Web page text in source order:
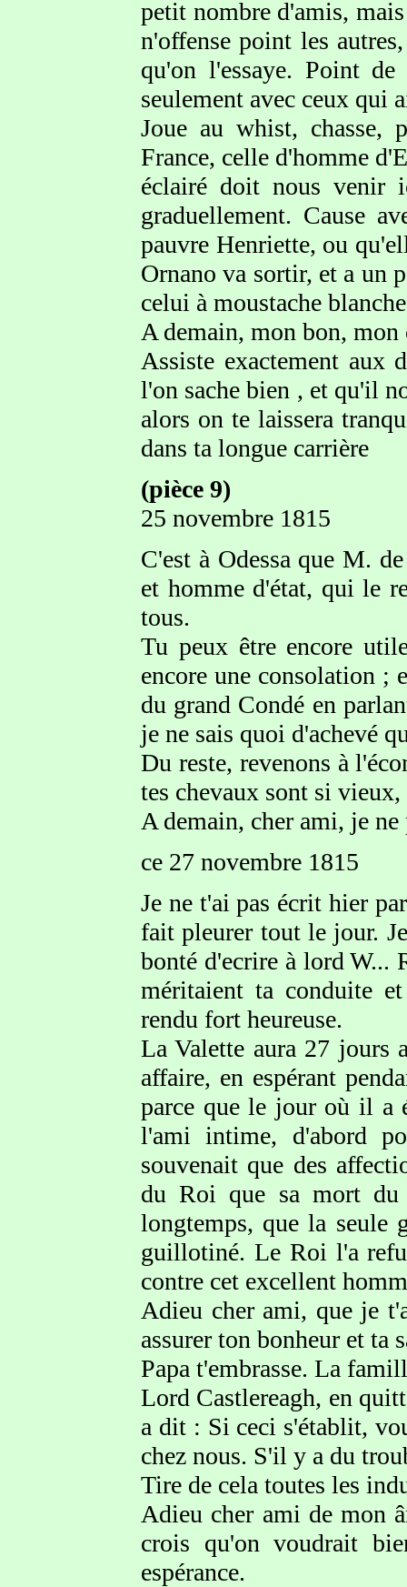
petit nombre d'amis,
n'offense point les
qu'on l'essaye. Point
seulement avec ceux qui
Joue au whist, chasse,
France, celle d'homme
éclairé doit nous venir
graduellement. Cause
pauvre Henriette, ou
Ornano va sortir, et a un
celui à moustache
A demain, mon bon, mon
Assiste exactement aux
l'on sache bien , et qu'il
alors on te laissera
dans ta longue carrière
(pièce 9)
25 novembre 1815
C'est à Odessa que M.
et homme d'état, qui le
tous.
Tu peux être encore
encore une consolation ;
du grand Condé en
je ne sais quoi d'achevé
Du reste, revenons à
tes chevaux sont si
A demain, cher ami, je
ce 27 novembre 1815
Je ne t'ai pas écrit hier
fait pleurer tout le jour.
bonté d'ecrire à lord W...
méritaient ta conduite
rendu fort heureuse.
La Valette aura 27 jours
affaire, en espérant
parce que le jour où il a
l'ami intime, d'abord
souvenait que des
du Roi que sa mort
longtemps, que la seule
guillotiné. Le Roi l'a
contre cet excellent
Adieu cher ami, que je
assurer ton bonheur et ta
Papa t'embrasse. La
Lord Castlereagh, en
a dit : Si ceci s'établit,
chez nous. S'il y a du
Tire de cela toutes les
Adieu cher ami de mon
crois qu'on voudrait
espérance.